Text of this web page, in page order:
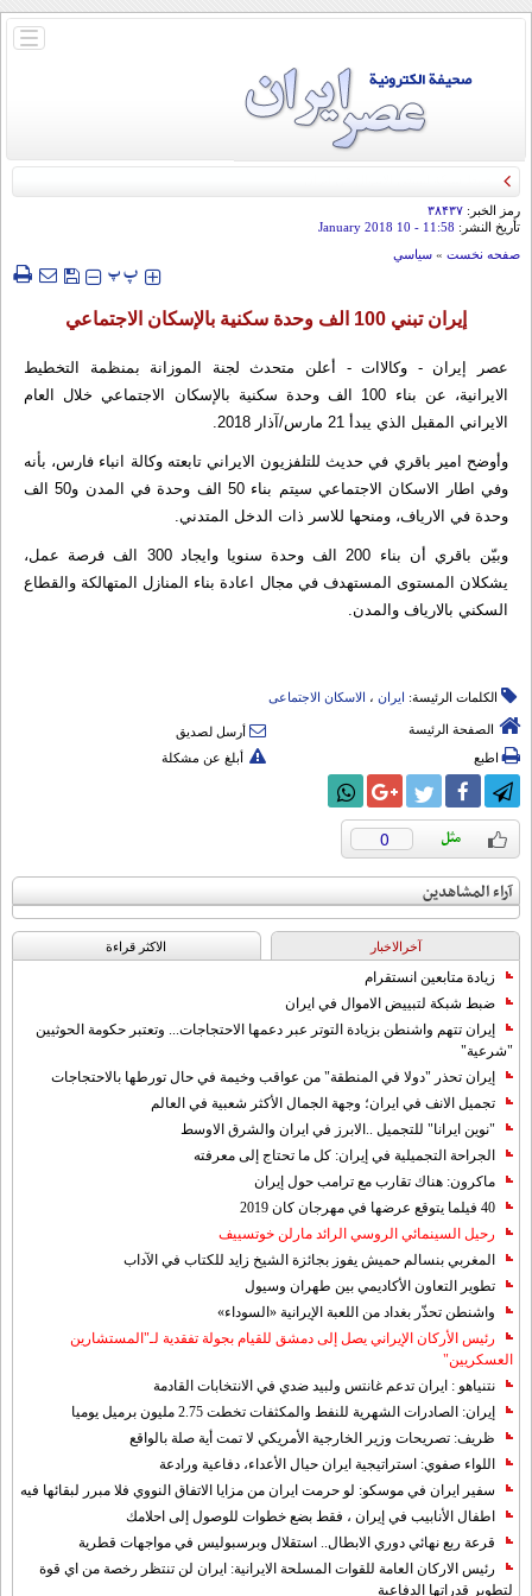
باز
رمز الخبر: ۳۸۴۳۷
تأريخ النشر: 11:58
- 10 January 2018
صفحه نخست » سياسي
‍‍‍ پپ
إيران تبني 100 الف وحدة سكنية بالإسكان الاجتماعي
عصر إيران - وكالاات - أعلن متحدث لجنة الموزانة بمنظمة التخطيط
الايرانية، عن بناء 100 الف وحدة سكنية بالإسكان الاجتماعي خلال العام
الايراني المقبل الذي يبدأ 21 مارس/آذار 2018.
وأوضح امير باقري في حديث للتلفزيون الايراني تابعته وكالة انباء فارس، بأنه
وفي اطار الاسكان الاجتماعي سيتم بناء 50 الف وحدة في المدن و50 الف
وحدة في الارياف، ومنحها للاسر ذات الدخل المتدني.
وبيّن باقري أن بناء 200 الف وحدة سنويا وايجاد 300 الف فرصة عمل،
يشكلان المستوى المستهدف في مجال اعادة بناء المنازل المتهالكة والقطاع
السكني بالارياف والمدن.
الكلمات الرئيسة: ایران ، الاسکان الاجتماعی
الصفحة الرئيسة
أرسل لصديق
اطبع
أبلغ عن مشكلة
0
آراء المشاهدين
آخرالاخبار الاکثر قراءة
زيادة متابعين انستقرام
ضبط شبكة لتبييض الاموال في ايران
إيران تتهم واشنطن بزيادة التوتر عبر دعمها الاحتجاجات... وتعتبر حكومة الحوثيين
"شرعية"
إيران تحذر "دولا في المنطقة" من عواقب وخيمة في حال تورطها بالاحتجاجات
تجميل الانف في ايران؛ وجهة الجمال الأكثر شعبية في العالم
"نوين ايرانا" للتجميل ..الابرز في ايران والشرق الاوسط
الجراحة التجميلية في إيران: كل ما تحتاج إلى معرفته
ماكرون: هناك تقارب مع ترامب حول إيران
40 فيلما يتوقع عرضها في مهرجان كان 2019
رحيل السينمائي الروسي الرائد مارلن خوتسييف
المغربي بنسالم حميش يفوز بجائزة الشيخ زايد للكتاب في الآداب
تطوير التعاون الأكاديمي بين طهران وسيول
واشنطن تحذّر بغداد من اللعبة الإيرانية «السوداء»
رئيس الأركان الإيراني يصل إلى دمشق للقيام بجولة تفقدية لـ"المستشارين
العسكريين"
نتنياهو : ايران تدعم غانتس ولبيد ضدي في الانتخابات القادمة
إيران: الصادرات الشهریة للنفط والمكثفات تخطت 2.75 مليون برميل يوميا
ظريف: تصريحات وزير الخارجية الأمريكي لا تمت أية صلة بالواقع
اللواء صفوي: استراتيجية ايران حيال الأعداء، دفاعية ورادعة
سفير ايران في موسكو: لو حرمت ايران من مزايا الاتفاق النووي فلا مبرر لبقائها فيه
اطفال الأنابيب في إيران ، فقط بضع خطوات للوصول إلى احلامك
قرعة ربع نهائي دوري الابطال.. استقلال وبرسبوليس في مواجهات قطرية
رئيس الاركان العامة للقوات المسلحة الايرانية: ايران لن تنتظر رخصة من اي قوة
لتطوير قدراتها الدفاعية